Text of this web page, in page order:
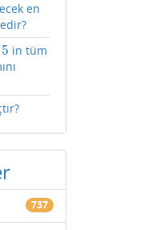
en
5
5 in tüm
737